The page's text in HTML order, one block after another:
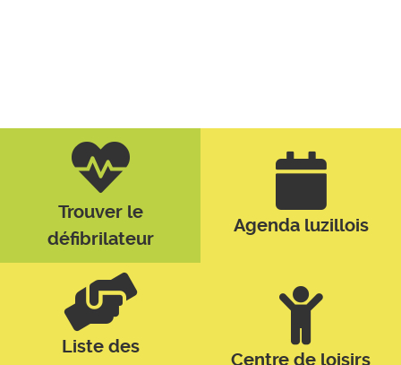
Trouver le
défibrilateur
Agenda luzillois
Liste des
Centre de loisirs